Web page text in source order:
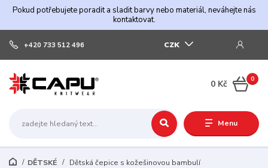
Pokud potřebujete poradit a sladit barvy nebo materiál, neváhejte nás
kontaktovat.
Menu
CZK
+420 733 512 496
0
0 Kč
DĚTSKÉ Dětská čepice s kožešinovou bambulí